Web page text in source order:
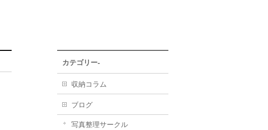
カテゴリー-
収納コラム
ブログ
写真整理サークル